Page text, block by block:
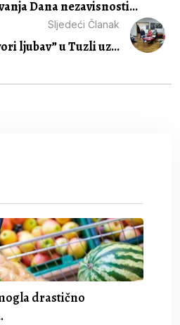
Dana nezavisnosti...
Sljedeći Članak
ljubav” u Tuzli uz...
drastično